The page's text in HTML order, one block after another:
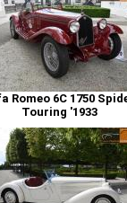
Romeo 6C 1750
Touring '1933